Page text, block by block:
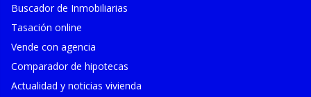
Buscador de Inmobiliarias
Tasación online
Vende con agencia
Comparador de hipotecas
Actualidad y noticias vivienda